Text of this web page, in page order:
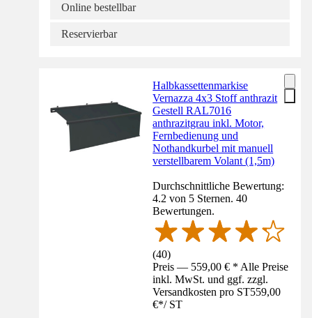
Online bestellbar
Reservierbar
Halbkassettenmarkise
Vernazza 4x3 Stoff anthrazit
Gestell RAL7016
anthrazitgrau inkl. Motor,
Fernbedienung und
Nothandkurbel mit manuell
verstellbarem Volant (1,5m)
Durchschnittliche Bewertung:
4.2 von 5 Sternen. 40
Bewertungen.
(40)
Preis — 559,00 € * Alle Preise
inkl. MwSt. und ggf. zzgl.
Versandkosten pro ST559,00
€*/ ST